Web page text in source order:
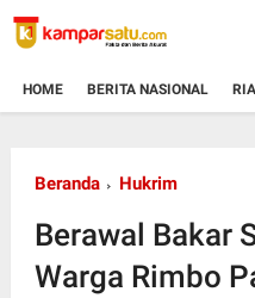
HOME BERITA NASIONAL
Beranda Hukrim
Berawal Bakar
Warga Rimbo